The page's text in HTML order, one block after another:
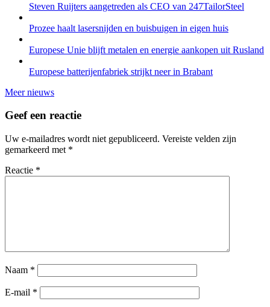
Steven Ruijters aangetreden als CEO van 247TailorSteel
Prozee haalt lasersnijden en buisbuigen in eigen huis
Europese Unie blijft metalen en energie aankopen uit Rusland
Europese batterijenfabriek strijkt neer in Brabant
Meer nieuws
Geef een reactie
Uw e-mailadres wordt niet gepubliceerd. Vereiste velden zijn
gemarkeerd met *
Reactie *
Naam *
E-mail *